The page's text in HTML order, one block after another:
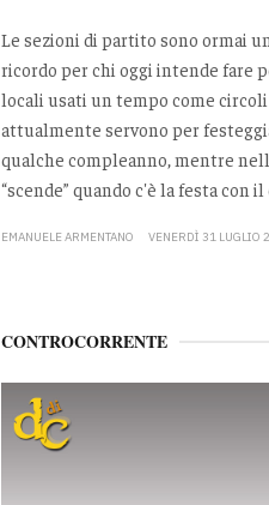
Le sezioni di partito sono ormai
ricordo per chi oggi intende fare
locali usati un tempo come circoli
attualmente servono per
qualche compleanno, mentre
“scende” quando c'è la festa con il
EMANUELE ARMENTANO VENERDÌ 31 LUGLIO
CONTROCORRENTE